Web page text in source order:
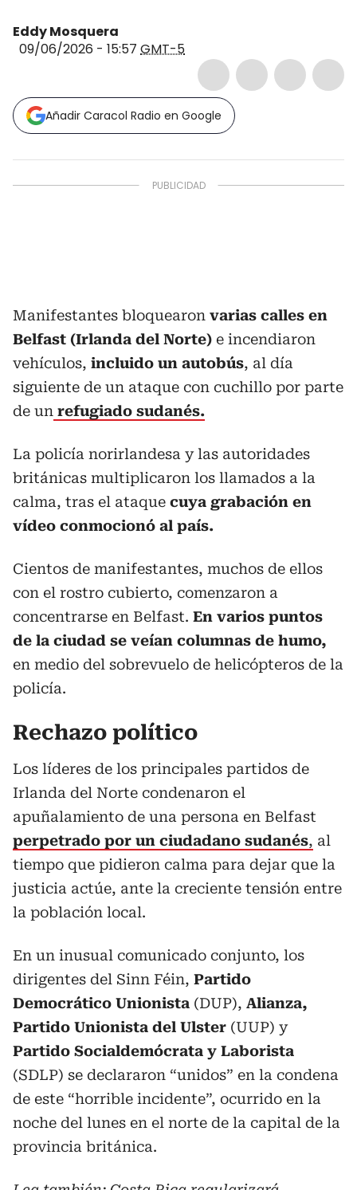
Eddy Mosquera
09/06/2026 - 15:57 GMT-5
Añadir Caracol Radio en Google
Manifestantes bloquearon varias calles en
Belfast (Irlanda del Norte) e incendiaron
vehículos, incluido un autobús, al día
siguiente de un ataque con cuchillo por parte
de un refugiado sudanés.
La policía norirlandesa y las autoridades
británicas multiplicaron los llamados a la
calma, tras el ataque cuya grabación en
vídeo conmocionó al país.
Cientos de manifestantes, muchos de ellos
con el rostro cubierto, comenzaron a
concentrarse en Belfast. En varios puntos
de la ciudad se veían columnas de humo,
en medio del sobrevuelo de helicópteros de la
policía.
Rechazo político
Los líderes de los principales partidos de
Irlanda del Norte condenaron el
apuñalamiento de una persona en Belfast
perpetrado por un ciudadano sudanés, al
tiempo que pidieron calma para dejar que la
justicia actúe, ante la creciente tensión entre
la población local.
En un inusual comunicado conjunto, los
dirigentes del Sinn Féin, Partido
Democrático Unionista (DUP), Alianza,
Partido Unionista del Ulster (UUP) y
Partido Socialdemócrata y Laborista
(SDLP) se declararon “unidos” en la condena
de este “horrible incidente”, ocurrido en la
noche del lunes en el norte de la capital de la
provincia británica.